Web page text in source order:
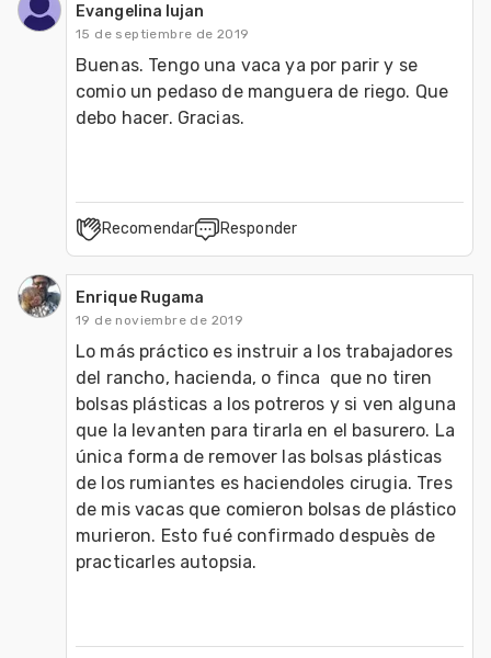
Evangelina lujan
15 de septiembre de 2019
Buenas. Tengo una vaca ya por parir y se
comio un pedaso de manguera de riego. Que
debo hacer. Gracias.
Recomendar Responder
Enrique Rugama
19 de noviembre de 2019
Lo más práctico es instruir a los trabajadores
del rancho, hacienda, o finca  que no tiren
bolsas plásticas a los potreros y si ven alguna
que la levanten para tirarla en el basurero. La
única forma de remover las bolsas plásticas
de los rumiantes es haciendoles cirugia. Tres
de mis vacas que comieron bolsas de plástico
murieron. Esto fué confirmado despuès de